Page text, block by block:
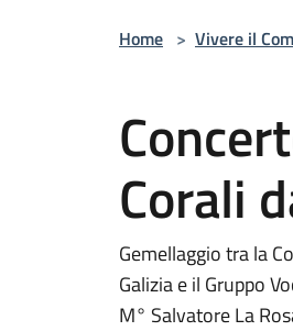
Home > Vivere il
Corali
Gemellaggio tra la
Galizia e il Gruppo
M° Salvatore La